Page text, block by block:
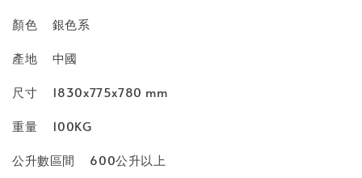
顏色
銀色系
產地
中國
尺寸
1830x775x780 mm
重量
100KG
公升數區間
600公升以上